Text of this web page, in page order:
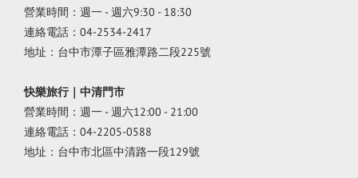
營業時間：週一 - 週六9:30 - 18:30
連絡電話：04-2534-2417
地址：台中市潭子區雅潭路二段225號
快樂旅行｜中清門市
營業時間：週一 - 週六12:00 - 21:00
連絡電話：04-2205-0588
地址：台中市北區中清路一段129號